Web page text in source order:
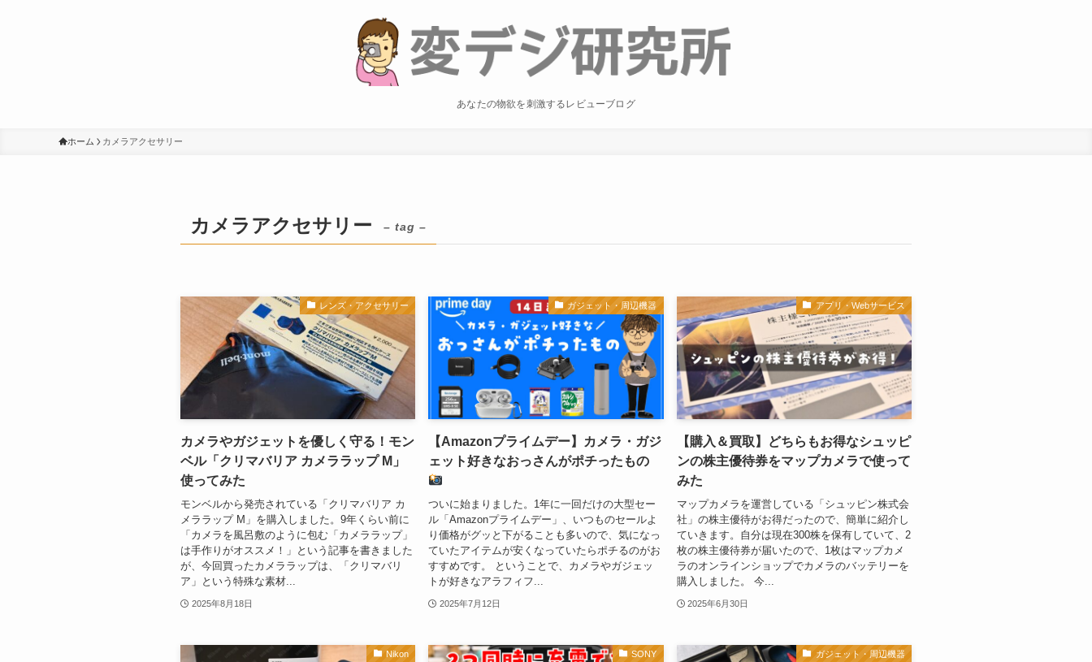
あなたの物欲を刺激するレビューブログ
ホーム カメラアクセサリー
カメラアクセサリー – tag –
レンズ・アクセサリー
カメラやガジェットを優しく守る！モン
ベル「クリマバリア カメララップ M」
使ってみた
モンベルから発売されている「クリマバリア カ
メララップ M」を購入しました。9年くらい前に
「カメラを風呂敷のように包む「カメララップ」
は手作りがオススメ！」という記事を書きました
が、今回買ったカメララップは、「クリマバリ
ア」という特殊な素材...
2025年8月18日
ガジェット・周辺機器
【Amazonプライムデー】カメラ・ガジ
ェット好きなおっさんがポチったもの
ついに始まりました。1年に一回だけの大型セー
ル「Amazonプライムデー」、いつものセールよ
り価格がグッと下がることも多いので、気になっ
ていたアイテムが安くなっていたらポチるのがお
すすめです。 ということで、カメラやガジェッ
トが好きなアラフィフ...
2025年7月12日
アプリ・Webサービス
【購入＆買取】どちらもお得なシュッピ
ンの株主優待券をマップカメラで使って
みた
マップカメラを運営している「シュッピン株式会
社」の株主優待がお得だったので、簡単に紹介し
ていきます。自分は現在300株を保有していて、2
枚の株主優待券が届いたので、1枚はマップカメ
ラのオンラインショップでカメラのバッテリーを
購入しました。 今...
2025年6月30日
Nikon SONY ガジェット・周辺機器